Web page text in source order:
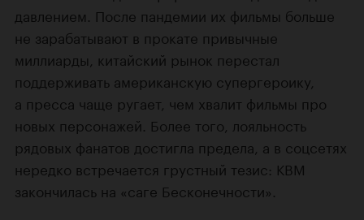
давлением. После пандемии их фильмы больше
не зарабатывают в прокате привычные
миллиарды, китайский рынок перестал
поддерживать американскую супергероику,
а пресса чаще ругает, чем хвалит фильмы про
новых персонажей. Более того, лояльность
рядовых фанатов достигла предела, а в соцсетях
нередко встречается грустный тезис: КВМ
закончилась на «саге Бесконечности».